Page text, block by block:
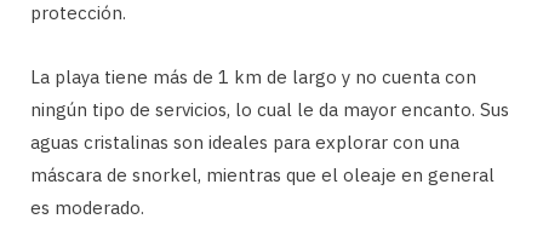
protección.
La playa tiene más de 1 km de largo y no cuenta con
ningún tipo de servicios, lo cual le da mayor encanto. Sus
aguas cristalinas son ideales para explorar con una
máscara de snorkel, mientras que el oleaje en general
es moderado.